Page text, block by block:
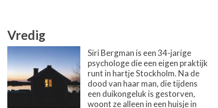
Vredig
Siri Bergman is een 34-jarige
psychologe die een eigen praktijk
runt in hartje Stockholm. Na de
dood van haar man, die tijdens
een duikongeluk is gestorven,
woont ze alleen in een huisje in